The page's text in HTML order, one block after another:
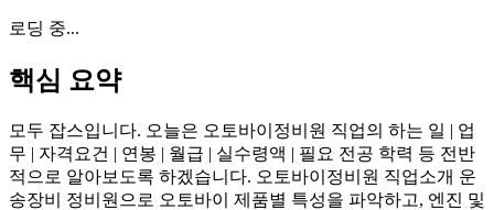
로딩 중...
핵심 요약
모두 잡스입니다. 오늘은 오토바이정비원 직업의 하는 일 | 업
무 | 자격요건 | 연봉 | 월급 | 실수령액 | 필요 전공 학력 등 전반
적으로 알아보도록 하겠습니다. 오토바이정비원 직업소개 운
송장비 정비원으로 오토바이 제품별 특성을 파악하고, 엔진 및